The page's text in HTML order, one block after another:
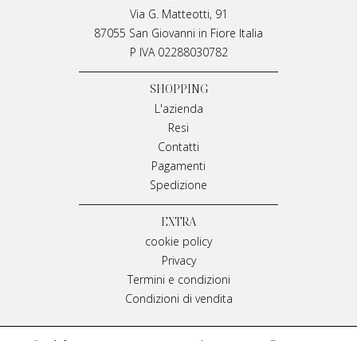
Via G. Matteotti, 91
87055 San Giovanni in Fiore Italia
P IVA 02288030782
SHOPPING
L'azienda
Resi
Contatti
Pagamenti
Spedizione
EXTRA
cookie policy
Privacy
Termini e condizioni
Condizioni di vendita